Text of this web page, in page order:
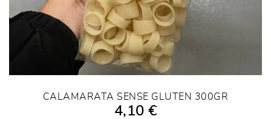
AÑADIR A LA COMPRA
CALAMARATA SENSE GLUTEN 300GR
4,10 €